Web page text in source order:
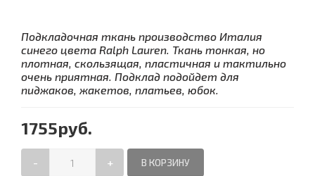
Подкладочная ткань производство Италия
синего цвета Ralph Lauren. Ткань тонкая, но
плотная, скользящая, пластичная и тактильно
очень приятная. Подклад подойдет для
пиджаков, жакетов, платьев, юбок.
1755руб.
- +